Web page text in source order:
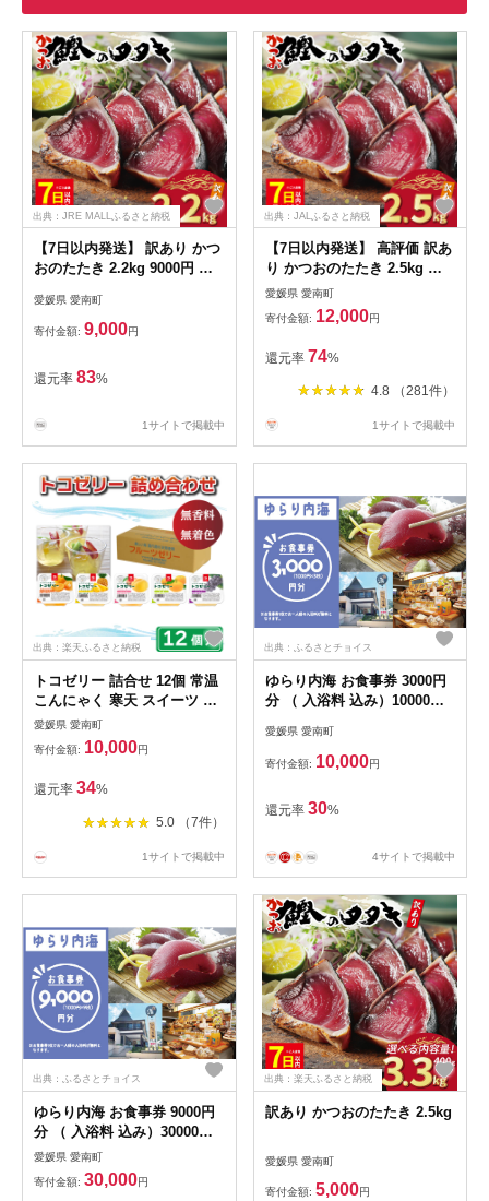
出典：JRE MALLふるさと納税
【7日以内発送】 訳あり かつ
おのたたき 2.2kg 9000円 サ
真空 パック 新鮮 鮮魚 天然
鰹 四国一 水揚げ タタキ 冷凍
さと納税人気 ふるさと納税カ
ツオたたき ふるさと納税
し身 骨なし たたき カツオ わ
けあり ハマスイ 愛南町 愛媛
県
愛媛県 愛南町
寄付金額: 9,000円
還元率 83%
1サイトで掲載中
出典：JALふるさと納税
【7日以内発送】 高評価 訳あ
り かつおのたたき 2.5kg 鰹
のたたき カツオのたたき カ
ツオのタタキ かつおのたたき
鰹のタタキ 鰹のたたきカツオ
たたき 鰹たたき ふるさと ふ
るさと納税 訳あり 訳アリ わ
けあり ワケアリ かつお カツ
カツオたたき かつおタタキ
サイズ 不揃い 規格外 傷 小分
け 真空 パック 新鮮 鮮魚 天
肉 厚 冷凍 大容量 人気 ハマ
スイ 愛南町 愛媛県 愛南町 愛
媛県
愛媛県 愛南町
寄付金額: 12,000円
還元率 74%
4.8 （281件）
1サイトで掲載中
出典：楽天ふるさと納税
トコゼリー 詰合せ 12個 常温
こんにゃく 寒天 スイーツ ヘ
ルシー ダイエット みかん 蜜
柑 桃 もも ピーチ 甘夏 あま
なつ パイン パイナップル ぶ
どう マルヤス食品 愛媛県 愛
南町
愛媛県 愛南町
寄付金額: 10,000円
還元率 34%
5.0 （7件）
1サイトで掲載中
出典：ふるさとチョイス
ゆらり内海 お食事券 3000円
分 （ 入浴料 込み）10000円
事券 宇和海 愛媛県 愛南町 ブ
ランド スマ 牡蠣 甘とろ豚 び
コリー 媛っ子地鶏 ひめっこ
地鶏 鯛めし ヒオウギ貝 アイ
湿 美肌 忘年会 新年会 お食事
会 みかん 魚貝類 蜂蜜 スイー
ツ 須ノ川 サンゴ礁 珊瑚礁 な
ーしくん 藻塩
愛媛県 愛南町
寄付金額: 10,000円
還元率 30%
4サイトで掲載中
出典：ふるさとチョイス
ゆらり内海 お食事券 9000円
分 （ 入浴料 込み）30000円
商品券 道の駅 買い物券 お食
事券 宇和海 愛媛県 愛南町 ブ
ランド スマ 牡蠣 甘とろ豚 び
愛媛県 愛南町
寄付金額: 30,000円
出典：楽天ふるさと納税
訳あり かつおのたたき 2.5kg
愛媛県 愛南町
寄付金額: 5,000円